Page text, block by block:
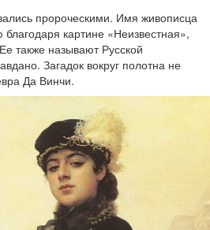
пророческими. Имя живописца
картине «Неизвестная»,
также называют Русской
Загадок вокруг полотна не
Да Винчи.